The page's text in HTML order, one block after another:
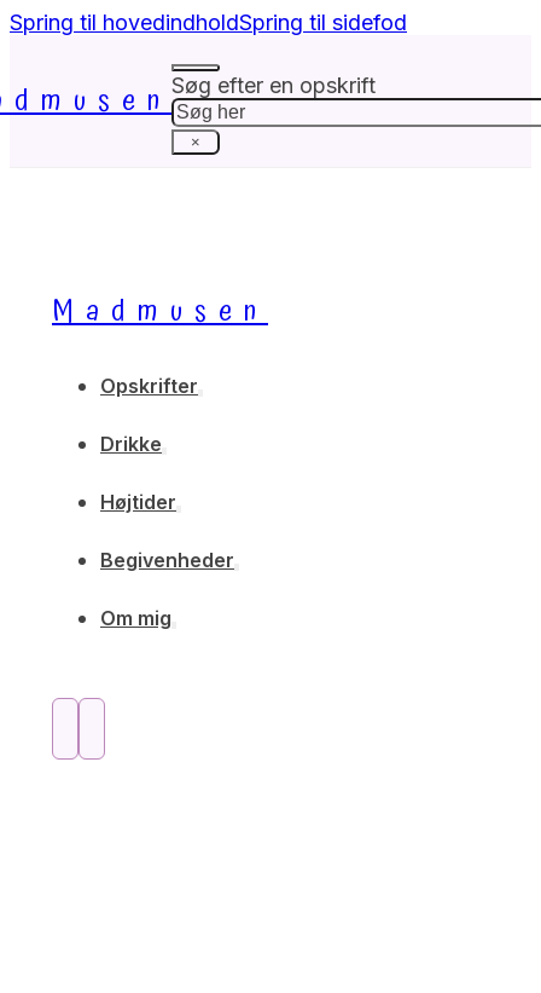
Spring til hovedindholdSpring til sidefod
Søg efter en opskrift
Søg
×
Madmusen
Opskrifter
Drikke
Højtider
Begivenheder
Om mig